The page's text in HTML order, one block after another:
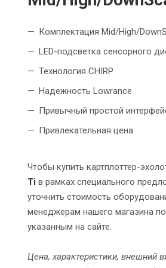
Комплектация Mid/High/
LED-подсветка сенсорного
Технология CHIRP
Надежность Lowrance
Привычный простой
Привлекательная цена
Чтобы купить картплоттер-
Ti в рамках специального
уточнить стоимость
менеджерам нашего магазина
указанным на сайте.
Цена, характеристики, внешний